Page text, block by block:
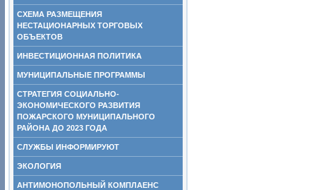
СХЕМА РАЗМЕЩЕНИЯ
НЕСТАЦИОНАРНЫХ ТОРГОВЫХ
ОБЪЕКТОВ
ИНВЕСТИЦИОННАЯ ПОЛИТИКА
МУНИЦИПАЛЬНЫЕ ПРОГРАММЫ
СТРАТЕГИЯ СОЦИАЛЬНО-
ЭКОНОМИЧЕСКОГО РАЗВИТИЯ
ПОЖАРСКОГО МУНИЦИПАЛЬНОГО
РАЙОНА ДО 2023 ГОДА
СЛУЖБЫ ИНФОРМИРУЮТ
ЭКОЛОГИЯ
АНТИМОНОПОЛЬНЫЙ КОМПЛАЕНС